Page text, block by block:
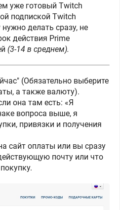
уже готовый Twitch
подпиской Twitch
нужно делать сразу, не
действия Prime
(3-14 в среднем).
(Обязательно выберите
а также валюту).
она там есть: «Я
вопроса выше, я
привязки и получения
сайт оплаты или вы сразу
почту или что